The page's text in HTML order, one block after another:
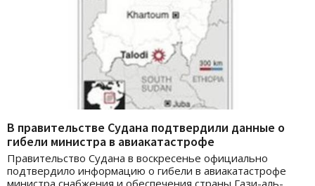
В правительстве Судана подтвердили данные о
гибели министра в авиакатастрофе
Правительство Судана в воскресенье официально
подтвердило информацию о гибели в авиакатастрофе
министра снабжения и обеспечения страны Гази-аль-